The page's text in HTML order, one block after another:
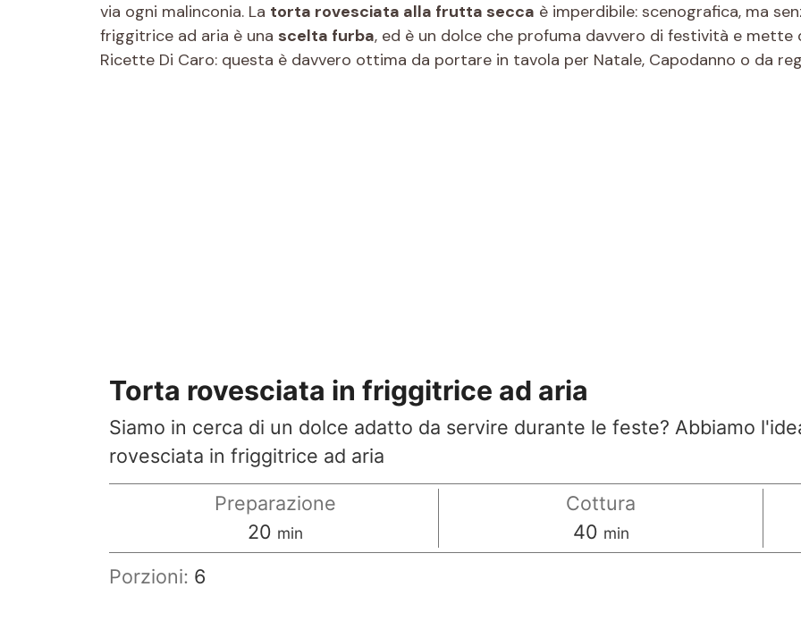
via ogni malinconia. La torta rovesciata alla frutta secca è imperdibile: scenografica, ma
friggitrice ad aria è una scelta furba, ed è un dolce che profuma davvero di festività e
Ricette Di Caro: questa è davvero ottima da portare in tavola per Natale, Capodanno o da
Torta rovesciata in friggitrice ad aria
Siamo in cerca di un dolce adatto da servire durante le feste? Abbiamo
rovesciata in friggitrice ad aria
Preparazione
20 minuti
min
Cottura
40minuti
min
Porzioni: 6